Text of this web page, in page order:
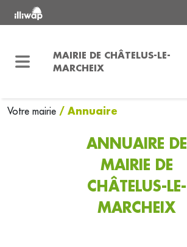
MAIRIE DE CHÂTELUS-LE-
MARCHEIX
Votre mairie / Annuaire
ANNUAIRE DE
MAIRIE DE
CHÂTELUS-LE-
MARCHEIX